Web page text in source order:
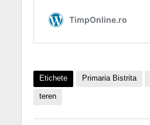
Etichete Primaria Bistrita
teren